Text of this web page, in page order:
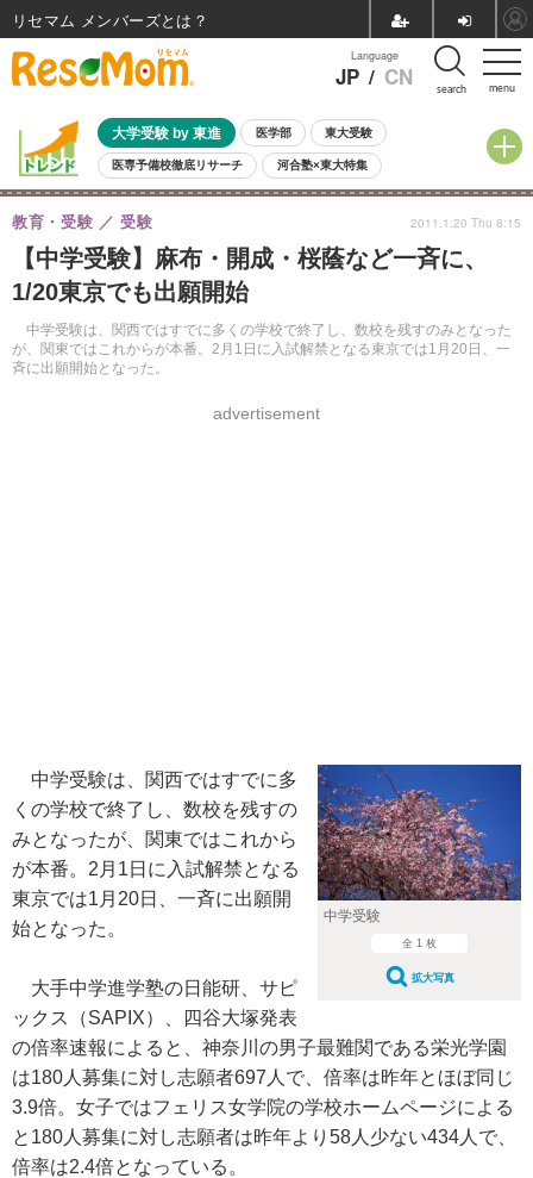
menu
Language
JP / CN search
大学受験 by 東進 医学部 東大受験
医専予備校徹底リサーチ 河合塾×東大特集
親子で考える大学選び 高校受験 中学受験 小学校受験
共通テスト 夏休み
8月開催イベント・WS 全国公立高校 過去問 人気記事
自由研究教材（小学生向け） 自由研究教材（中学生向け）
【中学受験】麻布・開成・桜蔭など一斉に、
1/20東京でも出願開始
中学受験は、関西ではすでに多くの学校で終了し、数校を残すのみとなった
が、関東ではこれからが本番。2月1日に入試解禁となる東京では1月20日、一
斉に出願開始となった。
教育・受験 受験
advertisement
2011.1.20 Thu 8:15
中学受験
全 1 枚
拡大写真
中学受験は、関西ではすでに多
くの学校で終了し、数校を残すの
みとなったが、関東ではこれから
が本番。2月1日に入試解禁となる
東京では1月20日、一斉に出願開
始となった。
大手中学進学塾の日能研、サピ
ックス（SAPIX）、四谷大塚発表
の倍率速報によると、神奈川の男子最難関である栄光学園
は180人募集に対し志願者697人で、倍率は昨年とほぼ同じ
3.9倍。女子ではフェリス女学院の学校ホームページによる
と180人募集に対し志願者は昨年より58人少ない434人で、
倍率は2.4倍となっている。
リセマム メンバーズ